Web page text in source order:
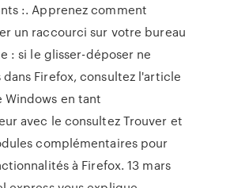
:. Apprenez comment
un raccourci sur votre bureau
: si le glisser-déposer ne
Firefox, consultez l'article
Windows en tant
avec le consultez Trouver et
complémentaires pour
à Firefox. 13 mars